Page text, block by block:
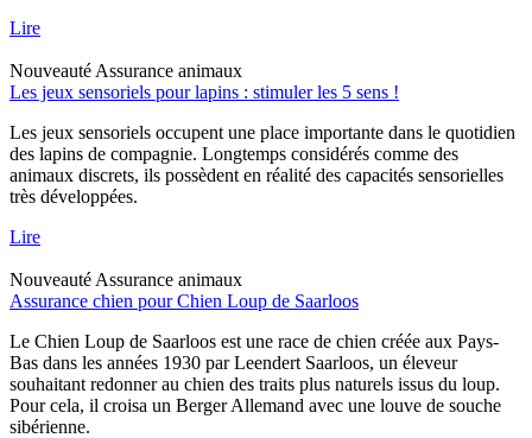
Lire
Nouveauté Assurance animaux
Les jeux sensoriels pour lapins : stimuler les 5 sens !
Les jeux sensoriels occupent une place importante dans le quotidien
des lapins de compagnie. Longtemps considérés comme des
animaux discrets, ils possèdent en réalité des capacités sensorielles
très développées.
Lire
Nouveauté Assurance animaux
Assurance chien pour Chien Loup de Saarloos
Le Chien Loup de Saarloos est une race de chien créée aux Pays-
Bas dans les années 1930 par Leendert Saarloos, un éleveur
souhaitant redonner au chien des traits plus naturels issus du loup.
Pour cela, il croisa un Berger Allemand avec une louve de souche
sibérienne.